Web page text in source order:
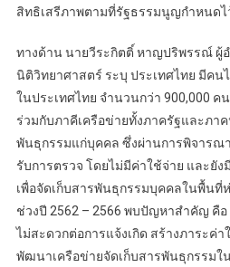
สิทธิเสรีภาพตามที่รัฐธรรมนูญกำหนดไ
ทางด้าน นายวีระกิตติ์ หาญปริพรรณ์ ผู้
นิติวิทยาศาสตร์ ระบุ ประเทศไทย มีค
ในประเทศไทย จำนวนกว่า 900,000
ร่วมกับภาคีเครือข่ายทั้งภาครัฐและภา
พันธุกรรมแก่บุคคล ซึ่งผ่านการพิจารณ
รับการตรวจ โดยไม่มีค่าใช้จ่าย และยั
เพื่อจัดเก็บสารพันธุกรรมบุคคลในพื้นที่
ช่วงปี 2562 – 2566 พบปัญหาสำคัญ คื
ไม่สะดวกต่อการแจ้งเกิด สร้างภาระค่
พัฒนาเครือข่ายจัดเก็บสารพันธุกรรมใ